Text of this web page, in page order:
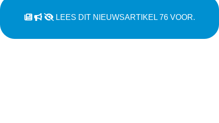
LEES DIT NIEUWSARTIKEL 76 VOOR.